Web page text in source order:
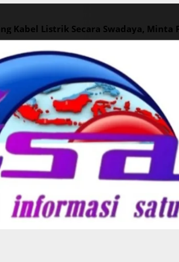
Kabel Listrik Secara Swadaya, Minta